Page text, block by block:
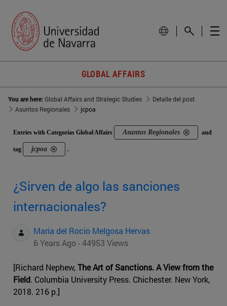
GLOBAL AFFAIRS
You are here:Global Affairs and Strategic Studies
Detalle del post
Asuntos Regionales
jcpoa
Entries with Categorías Global Affairs Asuntos Regionales and
tag jcpoa .
¿Sirven de algo las sanciones
internacionales?
Maria del Rocio Melgosa Hervas
6 Years Ago - 44953 Views
[Richard Nephew,The Art of Sanctions. A View from the
Field. Columbia University Press. Chichester. New York,
2018. 216 p.]